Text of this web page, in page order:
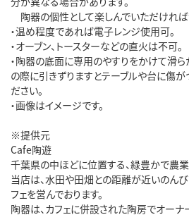
陶器の個性として楽しんでいただければ
・温め程度であれば電子レンジ使用可。
・オーブン、トースターなどの直火は不可。
・陶器の底面に専用のやすりをかけて滑ら
の際に引きずりますとテーブルや台に傷
ださい。
・画像はイメージです。
※提供元
Cafe陶遊
千葉県の中ほどに位置する、緑豊かで農
当店は、水田や田畑との距離が近いのん
フェを営んでおります。
陶器は、カフェに併設された陶房でオーナ